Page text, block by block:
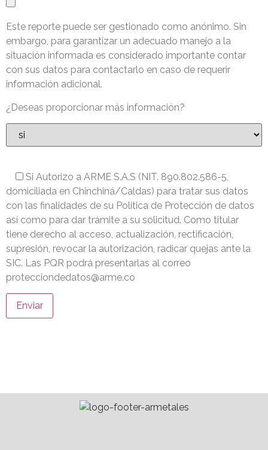
Este reporte puede ser gestionado como anónimo. Sin
embargo, para garantizar un adecuado manejo a la
situación informada es considerado importante contar
con sus datos para contactarlo en caso de requerir
información adicional.
¿Deseas proporcionar más información?
Si Autorizo a ARME S.A.S (NIT. 890.802.586-5,
domiciliada en Chinchiná/Caldas) para tratar sus datos
con las finalidades de su Política de Protección de datos
así como para dar trámite a su solicitud. Como titular
tiene derecho al acceso, actualización, rectificación,
supresión, revocar la autorización, radicar quejas ante la
SIC. Las PQR podrá presentarlas al correo
protecciondedatos@arme.co